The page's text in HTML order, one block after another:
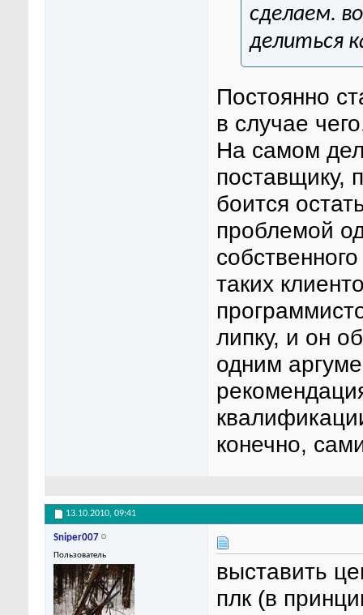
сделаем.
делиться
Постоянно
в случае
На самом
поставщику,
боится
проблемой
таких
липку, и он
одним
конечно,
13.10.2010, 09:41
Sniper007
Пользователь
выставить
плк (в